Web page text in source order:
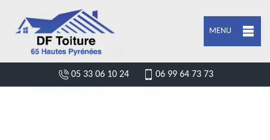
MENU
05 33 06 10 24 06 99 64 73 73